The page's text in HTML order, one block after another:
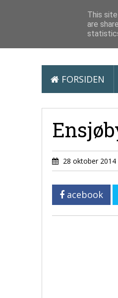
FORSIDEN
28 oktober 2014
acebook
This
are